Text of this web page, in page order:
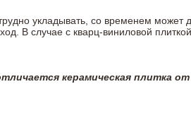
укладывать, со временем
В случае с кварц-виниловой
керамическая плитка